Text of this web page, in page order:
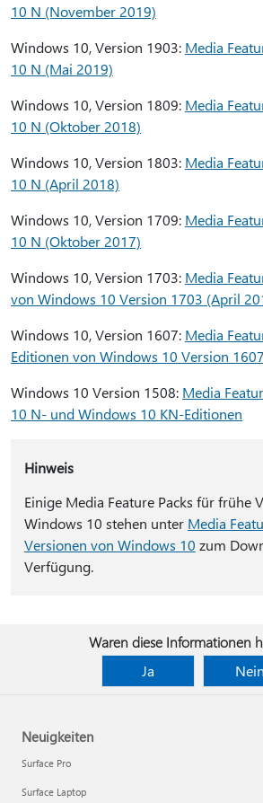
10 N (November 2019)
Windows 10, Version 1903: Media
10 N (Mai 2019)
Windows 10, Version 1809: Media
10 N (Oktober 2018)
Windows 10, Version 1803: Media
10 N (April 2018)
Windows 10, Version 1709: Media
10 N (Oktober 2017)
Windows 10, Version 1703: Media
von Windows 10 Version 1703 (April
Windows 10, Version 1607: Media
Editionen von Windows 10 Version 1607
Windows 10 Version 1508: Media
10 N- und Windows 10 KN-Editionen
Hinweis
Einige Media Feature Packs für frühe
Windows 10 stehen unter Media
Versionen von Windows 10 zum
Verfügung.
Waren diese Informationen
Ja
Nein
Neuigkeiten
Surface Pro
Surface Laptop